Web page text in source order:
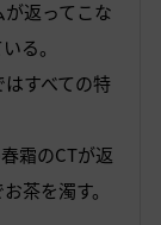
返ってこな
る。
すべての特
霜のCTが返
茶を濁す。